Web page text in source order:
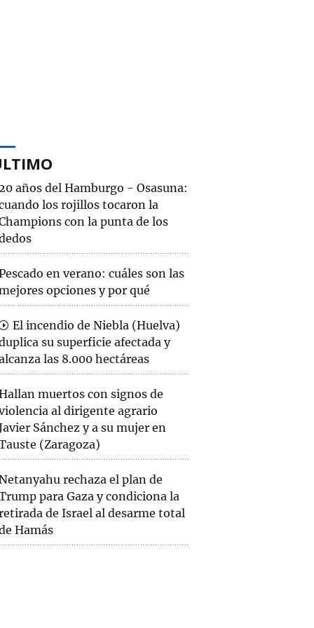
años del Hamburgo - Osasuna:
los rojillos tocaron la
con la punta de los
en verano: cuáles son las
opciones y por qué
El incendio de Niebla (Huelva)
su superficie afectada y
las 8.000 hectáreas
muertos con signos de
al dirigente agrario
Sánchez y a su mujer en
(Zaragoza)
rechaza el plan de
para Gaza y condiciona la
de Israel al desarme total
Hamás